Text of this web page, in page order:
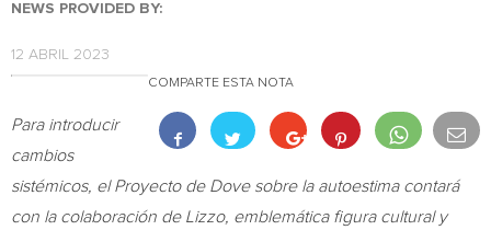
NEWS PROVIDED BY:
12 ABRIL 2023
COMPARTE ESTA NOTA
Para introducir
cambios
sistémicos, el Proyecto de Dove sobre la autoestima contará
con la colaboración de Lizzo, emblemática figura cultural y